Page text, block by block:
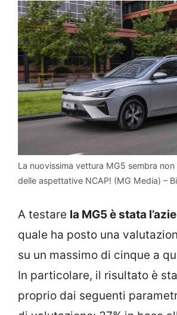
La nuovissima vettura MG5 sembra non
delle aspettative NCAP! (MG Media) –
A testare la MG5 è stata
quale ha posto una
su un massimo di cinque a
In particolare, il risultato è
proprio dai seguenti